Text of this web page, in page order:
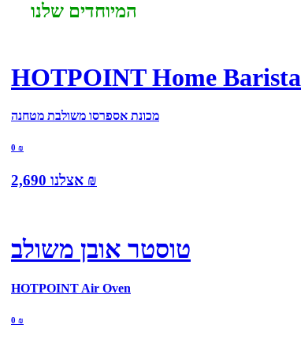
המיוחדים שלנו
HOTPOINT Home Barista
מכונת אספרסו משולבת מטחנה
0 ₪
אצלנו 2,690 ₪
טוסטר אובן משולב
HOTPOINT Air Oven
0 ₪